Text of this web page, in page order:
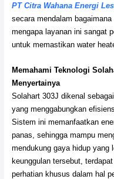
PT Citra Wahana Energi
secara mendalam
mengapa layanan ini sangat
untuk memastikan water
Memahami Teknologi
Menyertainya
Solahart 303J dikenal
yang menggabungkan
Sistem ini memanfaatkan
panas, sehingga mampu
mendukung gaya hidup yang
keunggulan tersebut,
perhatian khusus dalam hal